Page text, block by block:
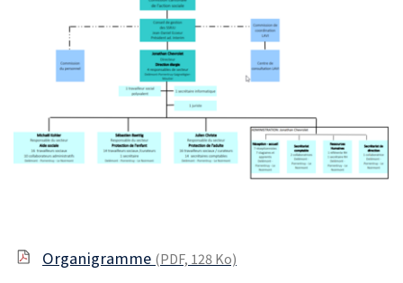
Organigramme (PDF, 128 Ko)